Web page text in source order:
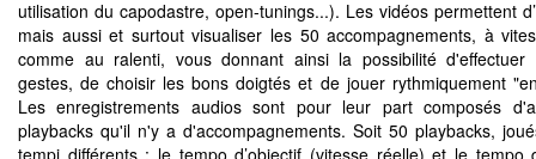
utilisation du capodastre, open-tunings...). Les vidéos permettent
mais aussi et surtout visualiser les 50 accompagnements, à
comme au ralenti, vous donnant ainsi la possibilité d'effectuer
gestes, de choisir les bons doigtés et de jouer rythmiquement
Les enregistrements audios sont pour leur part composés
playbacks qu'il n'y a d'accompagnements. Soit 50 playbacks,
tempi différents : le tempo d’objectif (vitesse réelle) et le tempo